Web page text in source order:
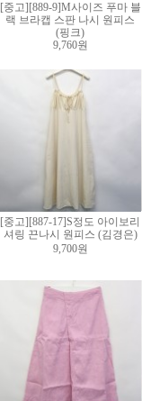
[중고][889-9]M사이즈 푸마 블
랙 브라캡 스판 나시 원피스
(핑크)
9,760원
[중고][887-17]S정도 아이보리
셔링 끈나시 원피스 (김경은)
9,700원